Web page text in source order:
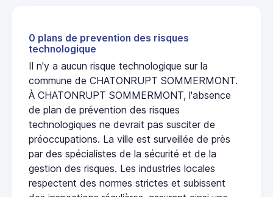
0 plans de prevention des risques
technologique
Il n'y a aucun risque technologique sur la
commune de CHATONRUPT SOMMERMONT.
À CHATONRUPT SOMMERMONT, l'absence
de plan de prévention des risques
technologiques ne devrait pas susciter de
préoccupations. La ville est surveillée de près
par des spécialistes de la sécurité et de la
gestion des risques. Les industries locales
respectent des normes strictes et subissent